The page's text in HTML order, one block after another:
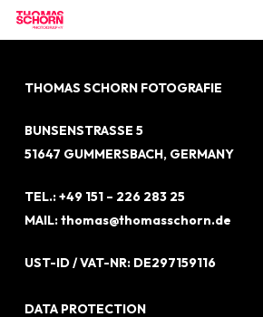
Skip
contentTHOMAS SCHORN FOTOGRAFIE
BUNSENSTRASSE 5
51647 GUMMERSBACH, GERMANY
TEL.: +49 151 – 226 283 25
MAIL: thomas@thomasschorn.de
UST-ID / VAT-NR: DE297159116
DATA PROTECTION